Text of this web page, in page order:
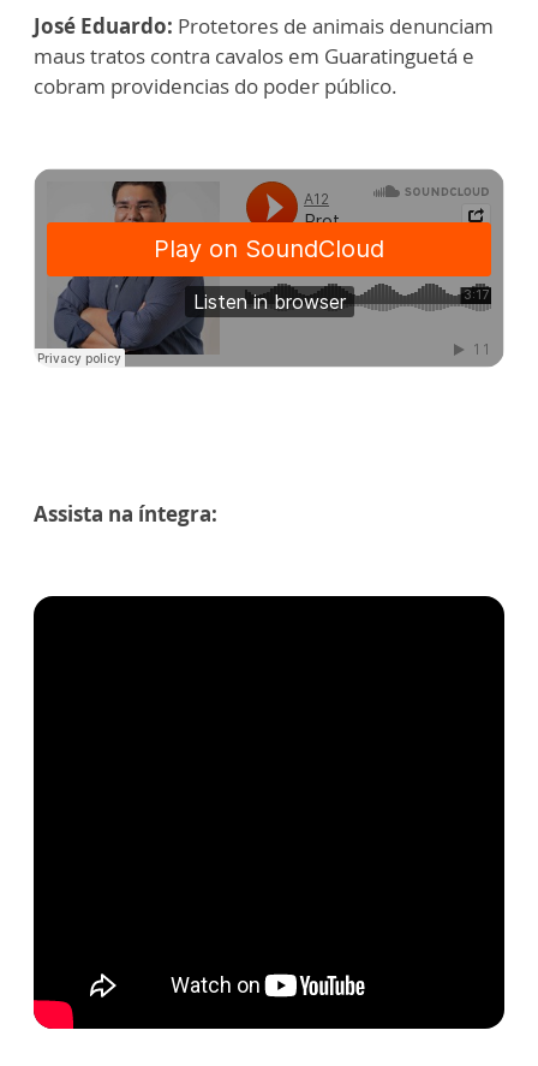
José Eduardo: Protetores de animais denunciam
maus tratos contra cavalos em Guaratinguetá e
cobram providencias do poder público.
Assista na íntegra: